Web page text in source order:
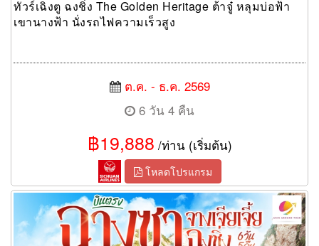
ทัวร์เฉิงตู ฉงชิ่ง The Golden Heritage ต้าจู๋ หลุมบ่อฟ้า
เขานางฟ้า นั่งรถไฟความเร็วสูง
ต.ค. - ธ.ค. 2569
6 วัน 4 คืน
฿19,888 /ท่าน (เริ่มต้น)
โหลดโปรแกรม
ทัวร์ฉางซา จางเจียเจี้ย ฉงชิ่ง Freeday Freedom พิชิตประตูสวรรค์
เดินชิลเมืองโบราณ 6 วัน 5 คืน